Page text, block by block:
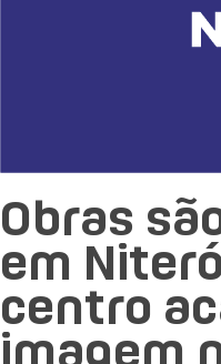
Obras
em
centro
imagem